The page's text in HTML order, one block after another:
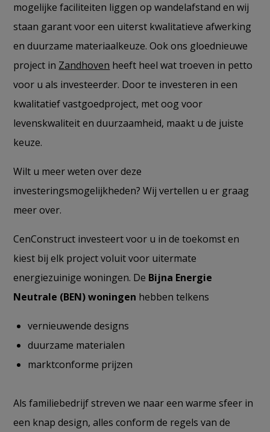
mogelijke faciliteiten liggen op wandelafstand en wij
staan garant voor een uiterst kwalitatieve afwerking
en duurzame materiaalkeuze. Ook ons gloednieuwe
project in Zandhoven heeft heel wat troeven in petto
voor u als investeerder. Door te investeren in een
kwalitatief vastgoedproject, met oog voor
levenskwaliteit en duurzaamheid, maakt u de juiste
keuze.
Wilt u meer weten over deze
investeringsmogelijkheden? Wij vertellen u er graag
meer over.
CenConstruct investeert voor u in de toekomst en
kiest bij elk project voluit voor uitermate
energiezuinige woningen. De Bijna Energie
Neutrale (BEN) woningen hebben telkens
vernieuwende designs
duurzame materialen
marktconforme prijzen
Als familiebedrijf streven we naar een warme sfeer in
een knap design, alles conform de regels van de